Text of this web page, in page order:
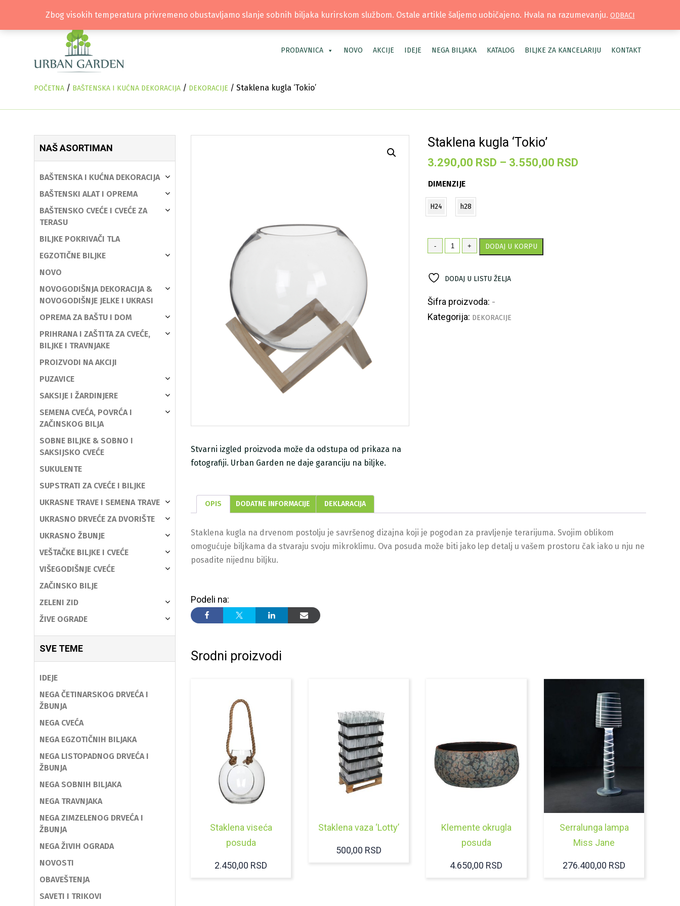
TEL: +381 66 40 40 30 | LOKACIJA: OSTRUŽNICA | MOJ NALOG
PRODAVNICA NOVO AKCIJE IDEJE NEGA BILJAKA KATALOG BILJKE ZA KANCELARIJU KONTAKT
POČETNA / BAŠTENSKA I KUĆNA DEKORACIJA / DEKORACIJE / Staklena kugla ‘Tokio’
NAŠ ASORTIMAN
BAŠTENSKA I KUĆNA DEKORACIJA
BAŠTENSKI ALAT I OPREMA
BAŠTENSKO CVEĆE I CVEĆE ZA
TERASU
BILJKE POKRIVAČI TLA
EGZOTIČNE BILJKE
NOVO
NOVOGODIŠNJA DEKORACIJA &
NOVOGODIŠNJE JELKE I UKRASI
OPREMA ZA BAŠTU I DOM
PRIHRANA I ZAŠTITA ZA CVEĆE,
BILJKE I TRAVNJAKE
PROIZVODI NA AKCIJI
PUZAVICE
SAKSIJE I ŽARDINJERE
SEMENA CVEĆA, POVRĆA I
ZAČINSKOG BILJA
SOBNE BILJKE & SOBNO I
SAKSIJSKO CVEĆE
SUKULENTE
SUPSTRATI ZA CVEĆE I BILJKE
UKRASNE TRAVE I SEMENA TRAVE
UKRASNO DRVEĆE ZA DVORIŠTE
UKRASNO ŽBUNJE
VEŠTAČKE BILJKE I CVEĆE
VIŠEGODIŠNJE CVEĆE
ZAČINSKO BILJE
ZELENI ZID
ŽIVE OGRADE
SVE TEME
IDEJE
NEGA ČETINARSKOG DRVEĆA I
ŽBUNJA
NEGA CVEĆA
NEGA EGZOTIČNIH BILJAKA
NEGA LISTOPADNOG DRVEĆA I
ŽBUNJA
NEGA SOBNIH BILJAKA
NEGA TRAVNJAKA
NEGA ZIMZELENOG DRVEĆA I
ŽBUNJA
NEGA ŽIVIH OGRADA
NOVOSTI
OBAVEŠTENJA
SAVETI I TRIKOVI
Staklena kugla ‘Tokio’
3.290,00 RSD – 3.550,00 RSD
DIMENZIJE
H24 h28
-
Staklena
kugla
+ DODAJ U KORPU
DODAJ U LISTU ŽELJA
Šifra proizvoda: -
Kategorija: DEKORACIJE
Stvarni izgled proizvoda može da odstupa od prikaza na
fotografiji. Urban Garden ne daje garanciju na biljke.
OPIS DODATNE INFORMACIJE DEKLARACIJA
Staklena kugla na drvenom postolju je savršenog dizajna koji je pogodan za pravljenje terarijuma. Svojim oblikom
omogućuje biljkama da stvaraju svoju mikroklimu. Ova posuda može biti jako lep detalj u vašem prostoru čak iako u nju ne
posadite nijednu biljku.
Podeli na:
Srodni proizvodi
Staklena viseća
posuda
2.450,00 RSD
Staklena vaza ‘Lotty’
500,00 RSD
Klemente okrugla
posuda
4.650,00 RSD
Serralunga lampa
Miss Jane
276.400,00 RSD
Zbog visokih temperatura privremeno obustavljamo slanje sobnih biljaka kurirskom službom. Ostale artikle šaljemo uobičajeno. Hvala na razumevanju. ODBACI